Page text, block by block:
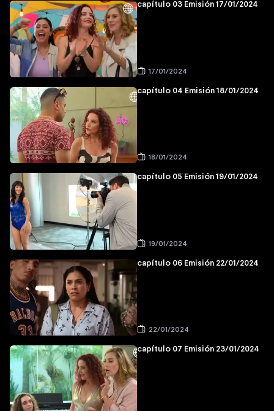
capítulo 03 Emisión 17/01/2024
17/01/2024
capítulo 04 Emisión 18/01/2024
18/01/2024
capítulo 05 Emisión 19/01/2024
19/01/2024
capítulo 06 Emisión 22/01/2024
22/01/2024
capítulo 07 Emisión 23/01/2024